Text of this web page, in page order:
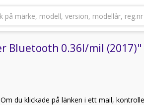
på märke, modell, version, modellår, reg.nr
Bluetooth 0.36l/mil
du klickade på länken i ett mail,